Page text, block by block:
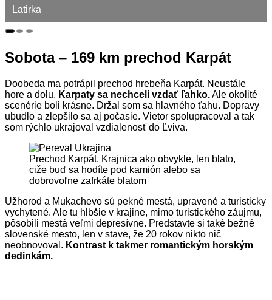
Latirka
Sobota – 169 km prechod Karpát
Doobeda ma potrápil prechod hrebeňa Karpát. Neustále
hore a dolu. Karpaty sa nechceli vzdať ľahko.Ale okolité
scenérie boli krásne. Držal som sa hlavného ťahu. Dopravy
ubudlo a zlepšilo sa aj počasie. Vietor spolupracoval a tak
som rýchlo ukrajoval vzdialenosť do Ľviva.
Prechod Karpát. Krajnica ako obvykle, len blato,
ciže buď sa hodíte pod kamión alebo sa
dobrovoľne zafrkáte blatom
Užhorod a Mukachevo sú pekné mestá, upravené a turisticky
vychytené. Ale tu hlbšie v krajine, mimo turistického záujmu,
pôsobili mestá veľmi depresívne. Predstavte si také bežné
slovenské mesto, len v stave, že 20 rokov nikto nič
neobnovoval. Kontrast k takmer romantickým horským
dedinkám.